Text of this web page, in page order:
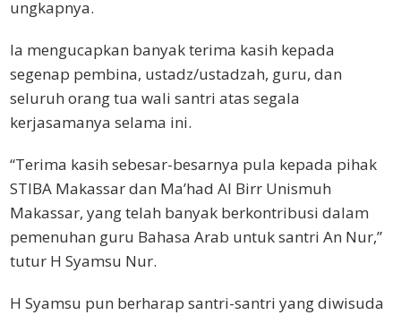
ungkapnya.
Ia mengucapkan banyak terima kasih kepada
segenap pembina, ustadz/ustadzah, guru, dan
seluruh orang tua wali santri atas segala
kerjasamanya selama ini.
“Terima kasih sebesar-besarnya pula kepada pihak
STIBA Makassar dan Ma’had Al Birr Unismuh
Makassar, yang telah banyak berkontribusi dalam
pemenuhan guru Bahasa Arab untuk santri An Nur,”
tutur H Syamsu Nur.
H Syamsu pun berharap santri-santri yang diwisuda